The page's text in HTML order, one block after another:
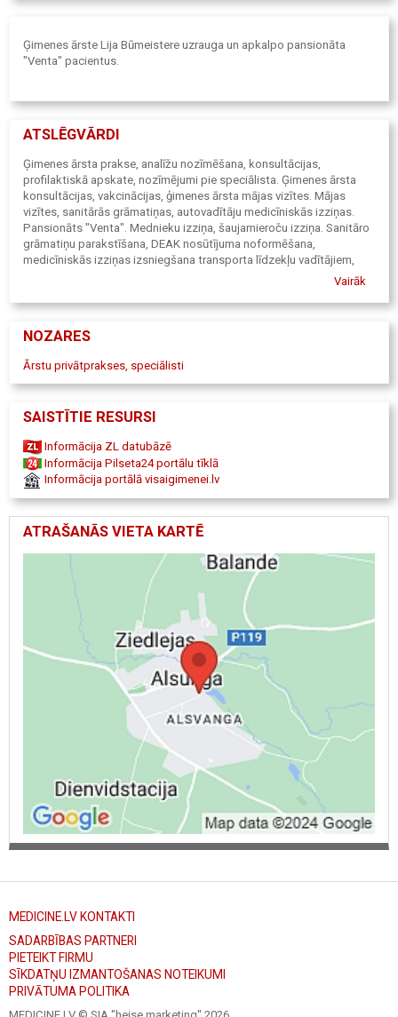
Ģimenes ārste Lija Būmeistere uzrauga un apkalpo pansionāta
"Venta" pacientus.
ATSLĒGVĀRDI
Ģimenes ārsta prakse, analīžu nozīmēšana, konsultācijas,
profilaktiskā apskate, nozīmējumi pie speciālista. Ģimenes ārsta
konsultācijas, vakcinācijas, ģimenes ārsta mājas vizītes. Mājas
vizītes, sanitārās grāmatiņas, autovadītāju medicīniskās izziņas.
Pansionāts "Venta". Mednieku izziņa, šaujamieroču izziņa. Sanitāro
grāmatiņu parakstīšana, DEAK nosūtījuma noformēšana,
medicīniskās izziņas izsniegšana transporta līdzekļu vadītājiem,
līmeņa noteikšana asinīs, asinsspiediena mērīšana, brūces, brūču
Alsungā, ģimenes ārsts Alsunga, Lija Būmeistere, ģimenes ārsts
Aizputē "Rokaiži", dakteris, dakterīte, Latvijas Sakanā Krusta (LSK)
pansionāts "Venta", ģimenes ārsta prakse Alsungā. Ārsta prakse
Alsungā. Ārsts Alsungā. Ārsts Piltenē. Ārsti Alsungā. Ārsti Piltene.
Vairāk
NOZARES
Ārstu privātprakses, speciālisti
SAISTĪTIE RESURSI
Informācija ZL datubāzē
Informācija Pilseta24 portālu tīklā
Informācija portālā visaigimenei.lv
ATRAŠANĀS VIETA KARTĒ
MEDICINE.LV KONTAKTI
SADARBĪBAS PARTNERI
PIETEIKT FIRMU
SĪKDATŅU IZMANTOŠANAS NOTEIKUMI
PRIVĀTUMA POLITIKA